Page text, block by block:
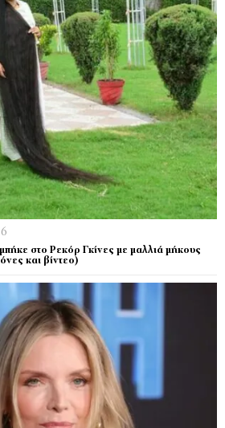
στο Ρεκόρ Γκίνες με μαλλιά μήκους
και βίντεο)